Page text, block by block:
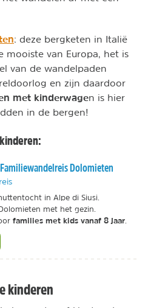
: deze bergketen in Italië
van Europa, het is
van de wandelpaden
en zijn daardoor
met kinderwagen is hier
in de bergen!
Dolomieten
in Alpe di Siusi.
met het gezin.
families met kids vanaf 8 jaar
kinderen